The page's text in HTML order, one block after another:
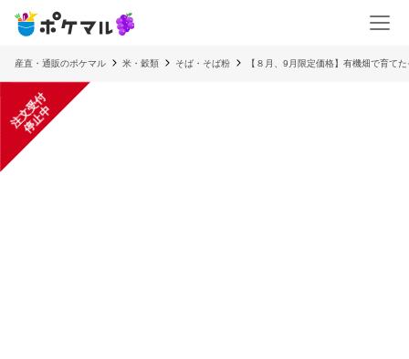
産直・通販のポケマル 米・穀類 そば・そば粉 【８月、9月限定価格】有機畑で育て
注
文
受
付
停
止
中